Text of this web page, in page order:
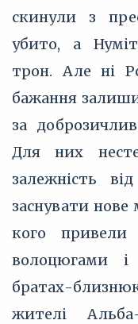
скинули з
убито, а
трон. Але ні
бажання
за
Для них
залежність
заснувати нове
кого
волоцюгами
братах-
жителі